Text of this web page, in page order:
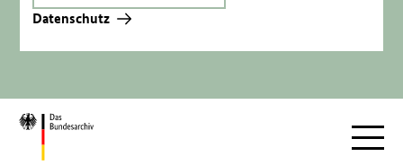
Datenschutz
Zur